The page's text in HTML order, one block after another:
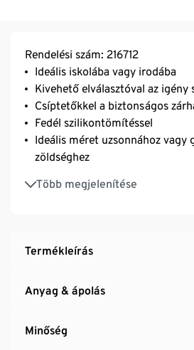
Rendelési szám: 216712
Ideális iskolába vagy irodába
Kivehető elválasztóval az igény
Csíptetőkkel a biztonságos
Fedél szilikontömítéssel
Ideális méret uzsonnához vagy
zöldséghez
Több megjelenítése
A műanyag és az alumínium
Erős, tartós nemesacélból
Termékleírás
Anyag & ápolás
Minőség